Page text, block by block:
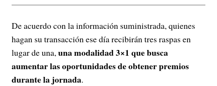
De acuerdo con la información suministrada, quienes
hagan su transacción ese día recibirán tres raspas en
lugar de una,una modalidad 3×1 que busca
aumentar las oportunidades de obtener premios
durante la jornada.